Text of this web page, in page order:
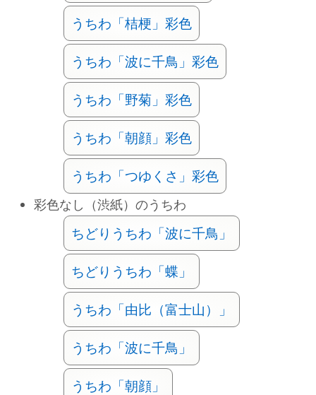
うちわ「桔梗」彩色
うちわ「波に千鳥」彩色
うちわ「野菊」彩色
うちわ「朝顔」彩色
うちわ「つゆくさ」彩色
彩色なし（渋紙）のうちわ
ちどりうちわ「波に千鳥」
ちどりうちわ「蝶」
うちわ「由比（富士山）」
うちわ「波に千鳥」
うちわ「朝顔」